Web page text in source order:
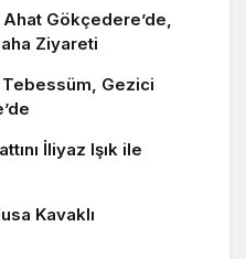
Gökçedere’de,
Ziyareti
Tebessüm, Gezici
İliyaz Işık ile
Kavaklı